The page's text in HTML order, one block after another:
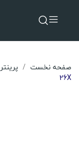
صفحه نخست پرینتر
26X